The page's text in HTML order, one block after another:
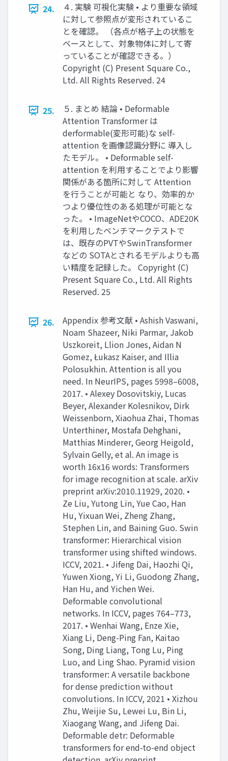
24.
４. 実験 可視化実験 • より重要な領域
に対して参照点が変形されているこ
とを確認。 （各点が格子上の状態を
ベースとして、対象物体に対して寄
っていることが確認できる。）
Copyright (C) Present Square Co.,
Ltd. All Rights Reserved. 24
25.
５. まとめ 結論 • Deformable
Attention Transformer は
derformable(変形可能)な self-
attention を画像認識分野に 導入し
たモデル。 • Deformable self-
attention を利用することでより影響
関係がある箇所に対して Attention
を行うことが可能と なり、効率的か
つより優位性のある処理が可能とな
った。 • ImageNetやCOCO、ADE20K
を利用したベンチマークテストで
は、既存のPVTやSwinTransformer
などの SOTAとされるモデルよりも高
い精度を記録した。 Copyright (C)
Present Square Co., Ltd. All Rights
Reserved. 25
26.
Appendix 参考文献 • Ashish Vaswani,
Noam Shazeer, Niki Parmar, Jakob
Uszkoreit, Llion Jones, Aidan N
Gomez, Łukasz Kaiser, and Illia
Polosukhin. Attention is all you
need. In NeurIPS, pages 5998–6008,
2017. • Alexey Dosovitskiy, Lucas
Beyer, Alexander Kolesnikov, Dirk
Weissenborn, Xiaohua Zhai, Thomas
Unterthiner, Mostafa Dehghani,
Matthias Minderer, Georg Heigold,
Sylvain Gelly, et al. An image is
worth 16x16 words: Transformers
for image recognition at scale. arXiv
preprint arXiv:2010.11929, 2020. •
Ze Liu, Yutong Lin, Yue Cao, Han
Hu, Yixuan Wei, Zheng Zhang,
Stephen Lin, and Baining Guo. Swin
transformer: Hierarchical vision
transformer using shifted windows.
ICCV, 2021. • Jifeng Dai, Haozhi Qi,
Yuwen Xiong, Yi Li, Guodong Zhang,
Han Hu, and Yichen Wei.
Deformable convolutional
networks. In ICCV, pages 764–773,
2017. • Wenhai Wang, Enze Xie,
Xiang Li, Deng-Ping Fan, Kaitao
Song, Ding Liang, Tong Lu, Ping
Luo, and Ling Shao. Pyramid vision
transformer: A versatile backbone
for dense prediction without
convolutions. In ICCV, 2021 • Xizhou
Zhu, Weijie Su, Lewei Lu, Bin Li,
Xiaogang Wang, and Jifeng Dai.
Deformable detr: Deformable
transformers for end-to-end object